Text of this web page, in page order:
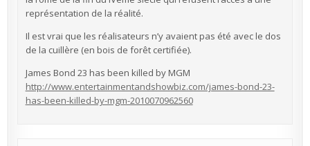
représentation de la réalité.
Il est vrai que les réalisateurs n’y avaient pas été avec le dos
de la cuillère (en bois de forêt certifiée).
James Bond 23 has been killed by MGM
http://www.entertainmentandshowbiz.com/james-bond-23-
has-been-killed-by-mgm-2010070962560